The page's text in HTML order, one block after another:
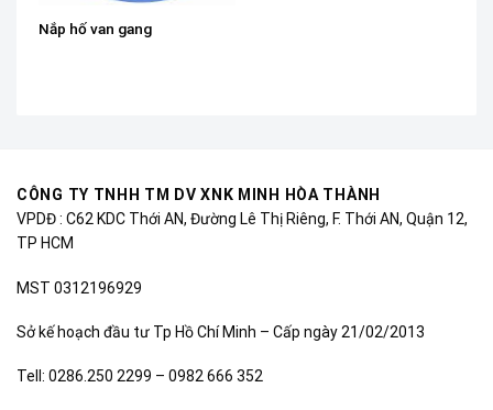
Nắp hố van gang
CÔNG TY TNHH TM DV XNK MINH HÒA THÀNH
VPDĐ : C62 KDC Thới AN, Đường Lê Thị Riêng, F. Thới AN, Quận 12,
TP HCM
MST 0312196929
Sở kế hoạch đầu tư Tp Hồ Chí Minh – Cấp ngày 21/02/2013
Tell: 0286.250 2299 – 0982 666 352